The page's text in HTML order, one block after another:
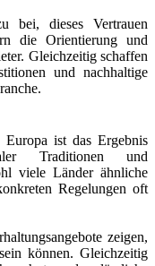
bei, dieses Vertrauen
die Orientierung und
Gleichzeitig schaffen
und nachhaltige
ist das Ergebnis
Traditionen und
viele Länder ähnliche
Regelungen oft
zeigen,
können. Gleichzeitig